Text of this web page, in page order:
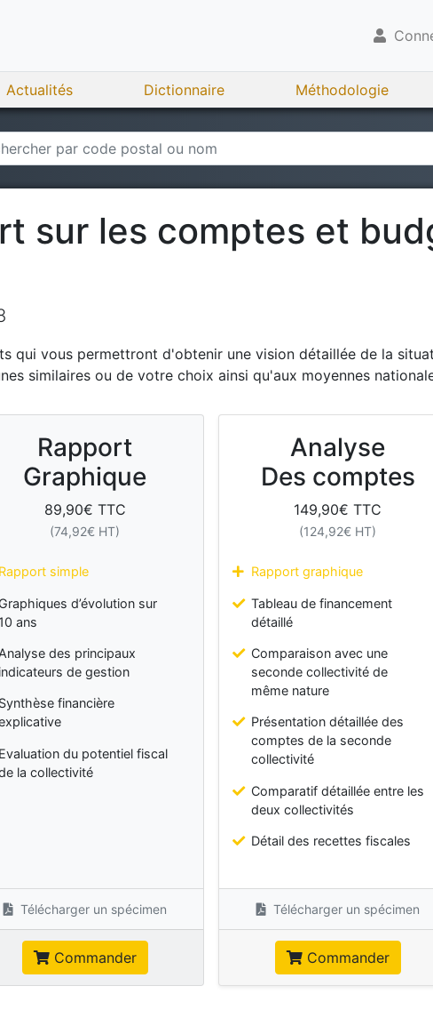
Actualités Dictionnaire Méthodologie
sur les comptes et
qui vous permettront d'obtenir une vision détaillée de la
similaires ou de votre choix ainsi qu'aux moyennes
Rapport
Graphique
89,90€ TTC
(74,92€ HT)
Rapport simple
d’évolution sur
10 ans
Analyse des principaux
indicateurs de gestion
Synthèse financière
Evaluation du potentiel fiscal
la collectivité
Télécharger un spécimen
Commander
Analyse
Des comptes
149,90€ TTC
(124,92€ HT)
Rapport graphique
Tableau de financement
détaillé
Comparaison avec une
seconde collectivité de
même nature
Présentation détaillée des
comptes de la seconde
collectivité
Comparatif détaillée entre les
deux collectivités
Détail des recettes fiscales
Télécharger un spécimen
Commander